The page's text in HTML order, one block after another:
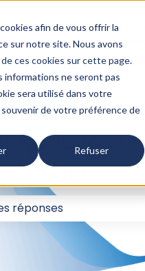
afin de vous offrir la
sur notre site. Nous avons
ces cookies sur cette page.
informations ne seront pas
sera utilisé dans votre
de votre préférence de
Refuser
Nos
Expertise
Assurances
pouvons-
aider ?
suggestion car le